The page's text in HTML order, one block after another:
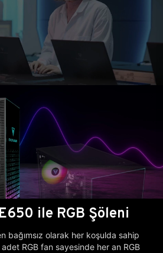
ile RGB Şöleni
bağımsız olarak her koşulda sahip
RGB fan sayesinde her an RGB